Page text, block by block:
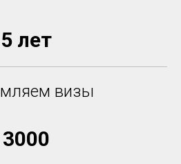
5 лет
визы
3000